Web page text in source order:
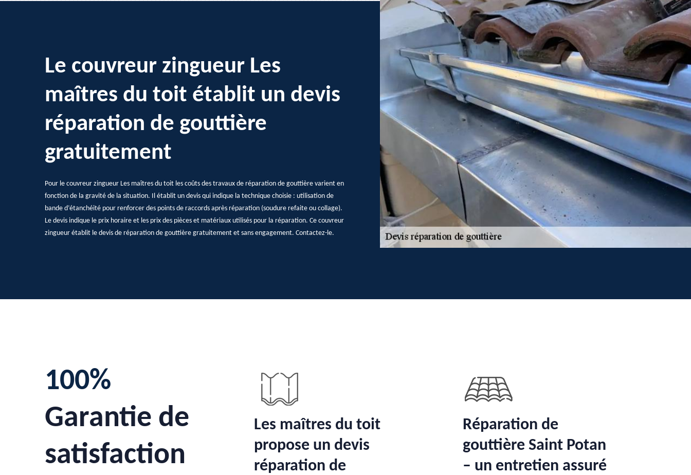
Le couvreur zingueur Les
maîtres du toit établit un devis
réparation de gouttière
gratuitement
Pour le couvreur zingueur Les maîtres du toit les coûts des travaux de réparation de gouttière varient en
fonction de la gravité de la situation. Il établit un devis qui indique la technique choisie : utilisation de
bande d’étanchéité pour renforcer des points de raccords après réparation (soudure refaite ou collage).
Le devis indique le prix horaire et les prix des pièces et matériaux utilisés pour la réparation. Ce couvreur
zingueur établit le devis de réparation de gouttière gratuitement et sans engagement. Contactez-le.
100%
Garantie de
satisfaction
Les maîtres du toit
propose un devis
réparation de
Réparation de
gouttière Saint Potan
– un entretien assuré